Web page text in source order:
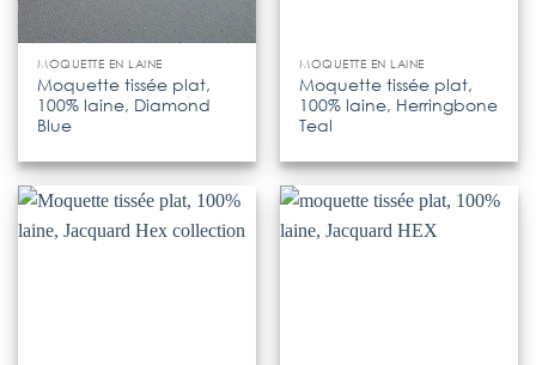
MOQUETTE EN LAINE
Moquette tissée plat,
100% laine, Diamond
Blue
MOQUETTE EN LAINE
Moquette tissée plat,
100% laine, Herringbone
Teal